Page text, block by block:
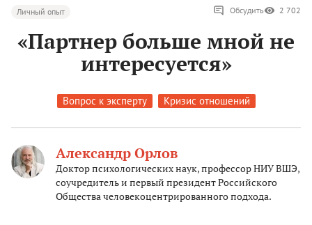
Личный опыт Обсудить 2 702
«Партнер больше мной не
интересуется»
Вопрос к эксперту Кризис отношений
Александр Орлов
Доктор психологических наук, профессор НИУ ВШЭ,
соучредитель и первый президент Российского
Общества человекоцентрированного подхода.